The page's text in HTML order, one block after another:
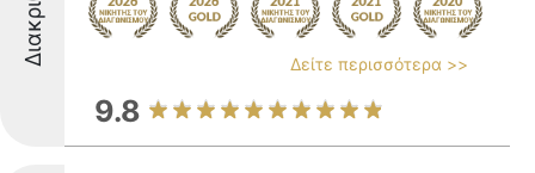
Δείτε περισσότερα >>
9.8